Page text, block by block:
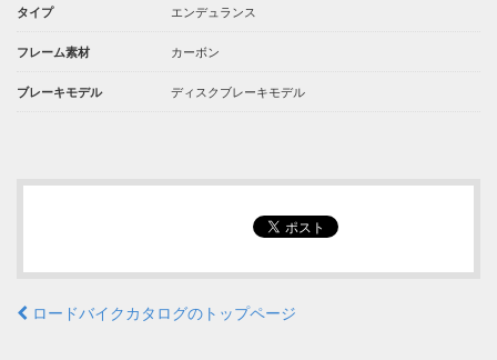
タイプ エンデュランス
フレーム素材 カーボン
ブレーキモデル ディスクブレーキモデル
ロードバイクカタログのトップページ